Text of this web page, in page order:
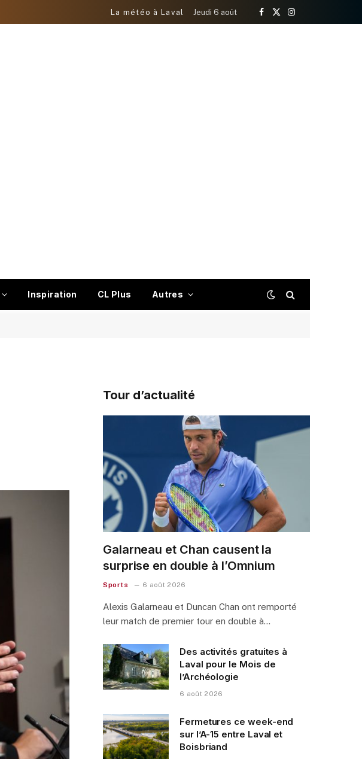
La météo à Laval Jeudi 6 août
Facebook
X
Instagram
Inspiration CL Plus Autres
Tour d’actualité
Galarneau et Chan causent la
surprise en double à l’Omnium
Sports 6 août 2026
Alexis Galarneau et Duncan Chan ont remporté
leur match de premier tour en double à…
Des activités gratuites à
Laval pour le Mois de
l’Archéologie
6 août 2026
Fermetures ce week-end
sur l’A-15 entre Laval et
Boisbriand